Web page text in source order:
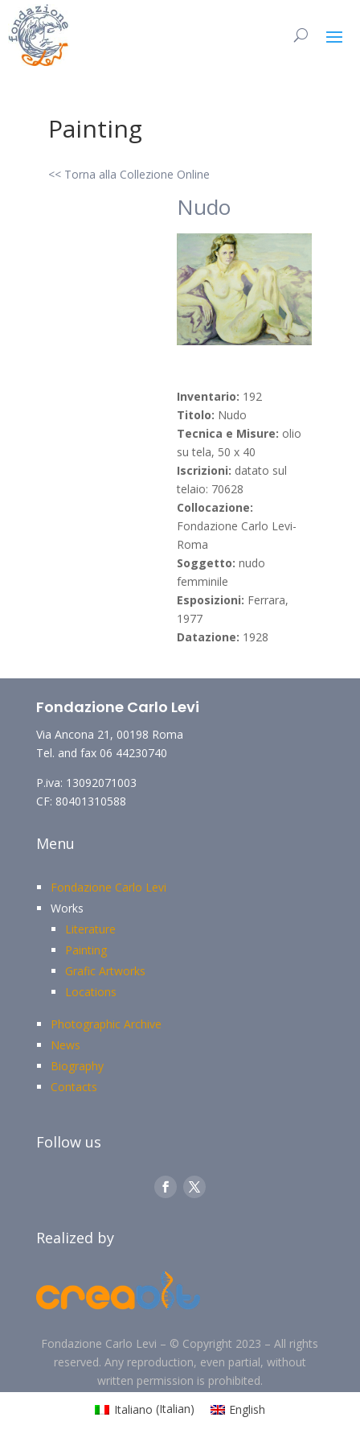
Painting
<< Torna alla Collezione Online
Nudo
Inventario: 192
Titolo: Nudo
Tecnica e Misure: olio
su tela, 50 x 40
Iscrizioni: datato sul
telaio: 70628
Collocazione:
Fondazione Carlo Levi-
Roma
Soggetto: nudo
femminile
Esposizioni: Ferrara,
1977
Datazione: 1928
Fondazione Carlo Levi
Via Ancona 21, 00198 Roma
Tel. and fax 06 44230740
P.iva: 13092071003
CF: 80401310588
Menu
Fondazione Carlo Levi
Works
Literature
Painting
Grafic Artworks
Locations
Photographic Archive
News
Biography
Contacts
Follow us
Realized by
Fondazione Carlo Levi – © Copyright 2023 –All rights
reserved. Any reproduction, even partial, without
written permission is prohibited.
Italiano (Italian) English